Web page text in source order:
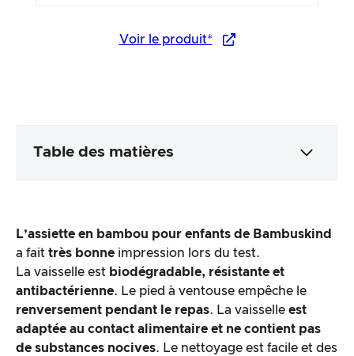
Voir le produit*
Table des matières
Traitement des produits & apparence
Le test pratique
Rapport qualité/prix
L’assiette en bambou pour enfants de Bambuskind
a fait très bonne impression lors du test.
La vaisselle est biodégradable, résistante et
antibactérienne. Le pied à ventouse empêche le
renversement pendant le repas. La vaisselle est
adaptée au contact alimentaire et ne contient pas
de substances nocives. Le nettoyage est facile et des